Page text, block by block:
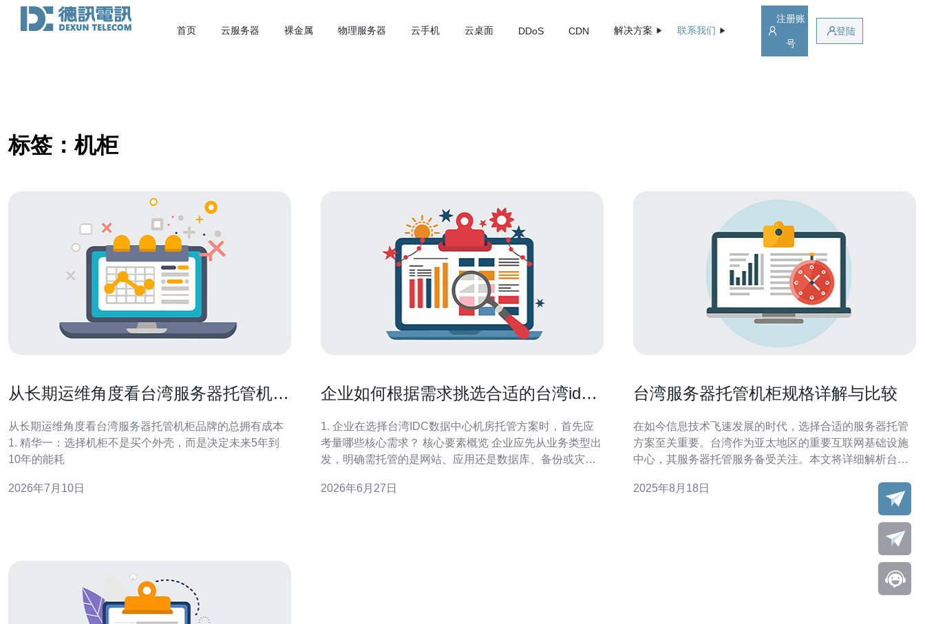
首页 云服务器 裸金属 物理服务器 云手机 云桌面 DDoS CDN 解决方案 联系我们
注册账
号
登陆
标签：机柜
从长期运维角度看台湾服务器托管机柜
从长期运维角度看台湾服务器托管机柜品牌的总拥有成本
1. 精华一：选择机柜不是买个外壳，而是决定未来5年到
10年的能耗
2026年7月10日
企业如何根据需求挑选合适的台湾idc
1. 企业在选择台湾IDC数据中心机房托管方案时，首先应
考量哪些核心需求？ 核心要素概览 企业应先从业务类型出
发，明确需托管的是网站、应用还是数据库、备份或灾备
异很大，影响方案选择。 可用性与SLA 优先评估供应商的
2026年6月27日
台湾服务器托管机柜规格详解与比较
在如今信息技术飞速发展的时代，选择合适的服务器托管
方案至关重要。台湾作为亚太地区的重要互联网基础设施
中心，其服务器托管服务备受关注。本文将详细解析台湾
好地选择适合的托管方案。 台湾服务器托管机柜的规格有
哪些？ 台湾的服务器托管机柜一般有标准的规格，包括
2025年8月18日